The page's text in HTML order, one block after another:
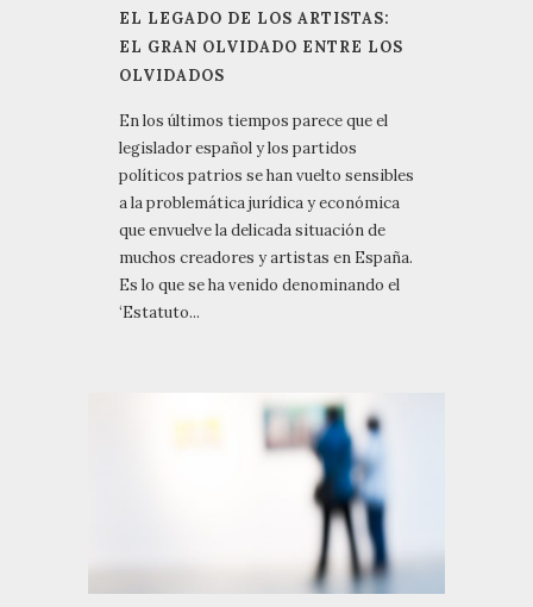
EL LEGADO DE LOS ARTISTAS:
EL GRAN OLVIDADO ENTRE LOS
OLVIDADOS
En los últimos tiempos parece que el
legislador español y los partidos
políticos patrios se han vuelto sensibles
a la problemática jurídica y económica
que envuelve la delicada situación de
muchos creadores y artistas en España.
Es lo que se ha venido denominando el
‘Estatuto...